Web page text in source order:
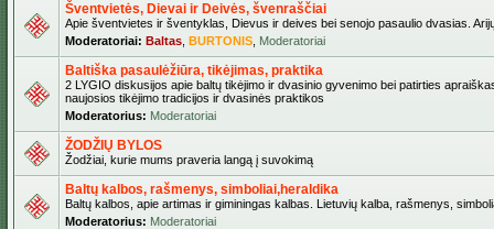
Šventvietės, Dievai ir Deivės, švenraščiai
Apie šventvietes ir šventyklas, Dievus ir deives bei senojo pasaulio dvasias.
Moderatoriai: Baltas BURTONIS Moderatoriai
Baltiška pasaulėžiūra, tikėjimas, praktika
2 LYGIO diskusijos apie baltų tikėjimo ir dvasinio gyvenimo bei patirties
naujosios tikėjimo tradicijos ir dvasinės praktikos
Moderatorius: Moderatoriai
ŽODŽIŲ BYLOS
Žodžiai, kurie mums praveria langą į suvokimą
Baltų kalbos, rašmenys, simboliai,heraldika
Baltų kalbos, apie artimas ir giminingas kalbas. Lietuvių kalba, rašmenys,
Moderatorius: Moderatoriai